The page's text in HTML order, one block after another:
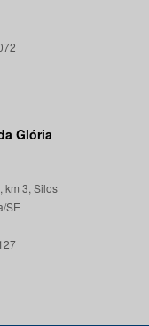
Glória
km 3, Silos
SE
Contato +55 79 3194-7127